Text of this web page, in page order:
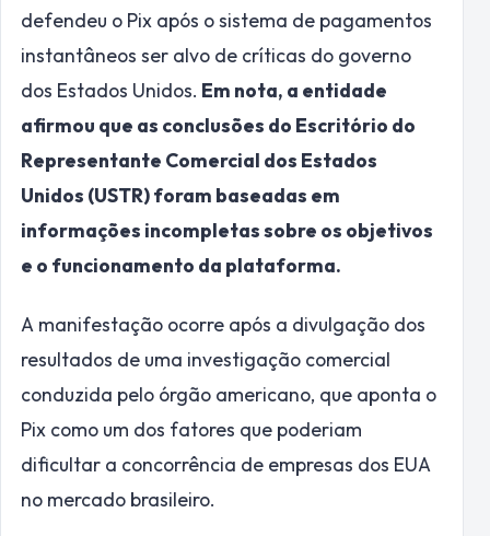
defendeu o Pix após o sistema de pagamentos
instantâneos ser alvo de críticas do governo
dos Estados Unidos. Em nota, a entidade
afirmou que as conclusões do Escritório do
Representante Comercial dos Estados
Unidos (USTR) foram baseadas em
informações incompletas sobre os objetivos
e o funcionamento da plataforma.
A manifestação ocorre após a divulgação dos
resultados de uma investigação comercial
conduzida pelo órgão americano, que aponta o
Pix como um dos fatores que poderiam
dificultar a concorrência de empresas dos EUA
no mercado brasileiro.